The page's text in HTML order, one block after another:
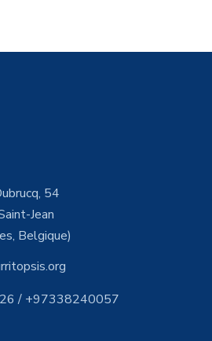
54
Jean
Belgique)
/ +97338240057